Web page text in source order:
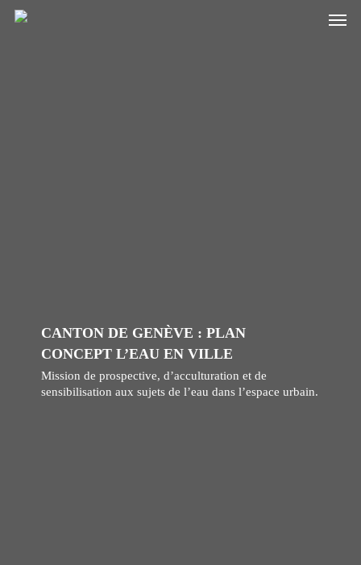
Skip
CANTON DE GENÈVE : PLAN
CONCEPT L’EAU EN VILLE
Mission de prospective, d’acculturation et de
sensibilisation aux sujets de l’eau dans l’espace urbain.